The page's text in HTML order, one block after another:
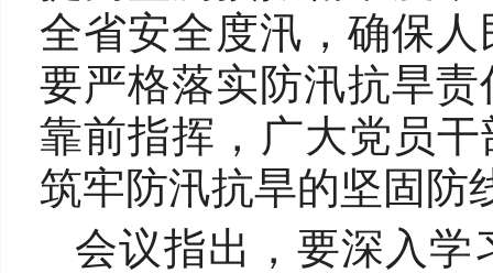
全省安全度汛，确保
要严格落实防汛抗旱
靠前指挥，广大党员
筑牢防汛抗旱的坚固防
会议指出，要深入学